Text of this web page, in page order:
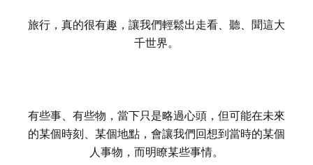
旅行，真的很有趣，讓我們輕鬆出走看、聽、聞這大
千世界。
有些事、有些物，當下只是略過心頭，但可能在未來
的某個時刻、某個地點，會讓我們回想到當時的某個
人事物，而明瞭某些事情。